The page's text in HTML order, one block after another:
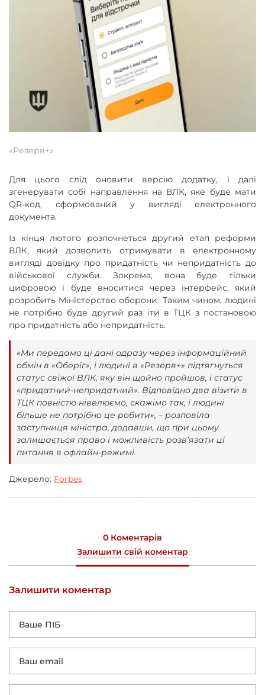
«Резерв+»
Для цього слід оновити версію додатку, і далі
згенерувати собі направлення на ВЛК, яке буде мати
QR-код, сформований у вигляді електронного
документа.
Із кінця лютого розпочнеться другий етап реформи
ВЛК, який дозволить отримувати в електронному
вигляді довідку про придатність чи непридатність до
військової служби. Зокрема, вона буде тільки
цифровою і буде вноситися через інтерфейс, який
розробить Міністерство оборони. Таким чином, людині
не потрібно буде другий раз іти в ТЦК з постановою
про придатність або непридатність.
«Ми передамо ці дані одразу через інформаційний
обмін в «Оберіг», і людині в «Резерв+» підтягнуться
статус свіжої ВЛК, яку він щойно пройшов, і статус
«придатний-непридатний». Відповідно два візити в
ТЦК повністю нівелюємо, скажімо так, і людині
більше не потрібно це робити», – розповіла
заступниця міністра, додавши, що при цьому
залишається право і можливість розвʼязати ці
питання в офлайн-режимі.
Джерело: Forbes
0 Коментарів
Залишити свій коментар
Залишити коментар